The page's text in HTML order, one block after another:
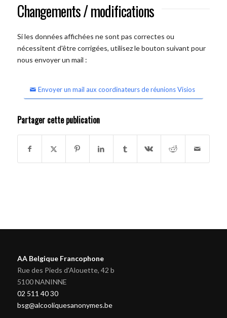
Changements / modifications
Si les données affichées ne sont pas correctes ou
nécessitent d'être corrigées, utilisez le bouton suivant pour
nous envoyer un mail :
Envoyer un mail aux coordinateurs de réunions Visios
Partager cette publication
AA Belgique Francophone
Rue des Pieds d'Alouette, 42 b
5100 NANINNE
02 511 40 30
bsg@alcooliquesanonymes.be